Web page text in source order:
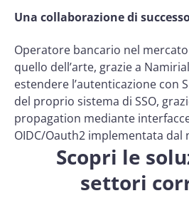
Una collaborazione di
Operatore bancario nel mercato
quello dell’arte, grazie a
estendere l’autenticazione con
del proprio sistema di SSO,
propagation mediante
OIDC/Oauth2 implementata dal
Scopri le
settori